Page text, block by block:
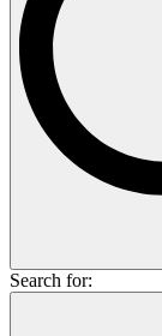
Search for: